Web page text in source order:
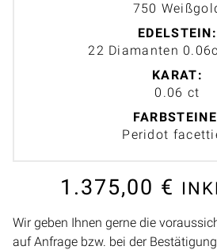
750
EDELSTEIN:
22 Diamanten
KARAT:
0.06 ct
Peridot
1.375,00 €
Wir geben Ihnen gerne die
auf Anfrage bzw. bei der